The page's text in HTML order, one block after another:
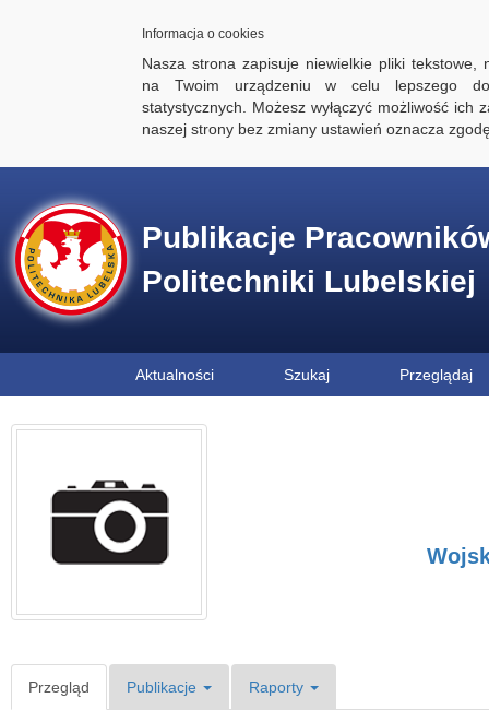
Informacja o cookies
Nasza strona zapisuje niewielkie pliki tekstowe,
na Twoim urządzeniu w celu lepszego
statystycznych. Możesz wyłączyć możliwość ich
naszej strony bez zmiany ustawień oznacza
Publikacje
Politechniki Lubelskiej
Aktualności Szukaj Przeglądaj
Przegląd Publikacje Raporty